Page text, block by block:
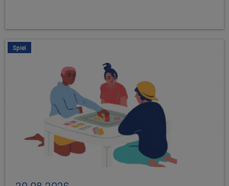
Spiel